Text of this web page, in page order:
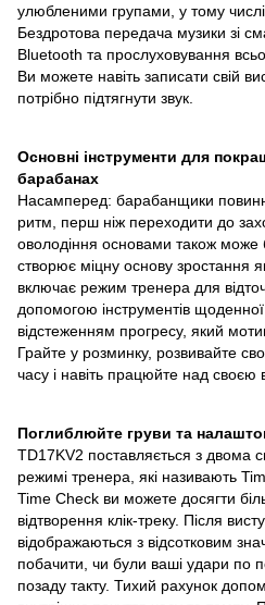
улюбленими групами, у тому
Бездротова передача музики зі
Bluetooth та прослуховування
Ви можете навіть записати свій
потрібно підтягнути звук.
Основні інструменти для
барабанах
Насамперед: барабанщики
ритм, перш ніж переходити до
оволодіння основами також може
створює міцну основу зростання
включає режим тренера для
допомогою інструментів
відстеженням прогресу, який
Грайте у розминку, розвивайте
часу і навіть працюйте над своєю
Поглиблюйте груви та
TD17KV2 поставляється з двома
режимі тренера, які називають
Time Check ви можете досягти
відтворення клік-треку. Після
відображаються з відсотковим
побачити, чи були ваші удари по
позаду такту. Тихий рахунок